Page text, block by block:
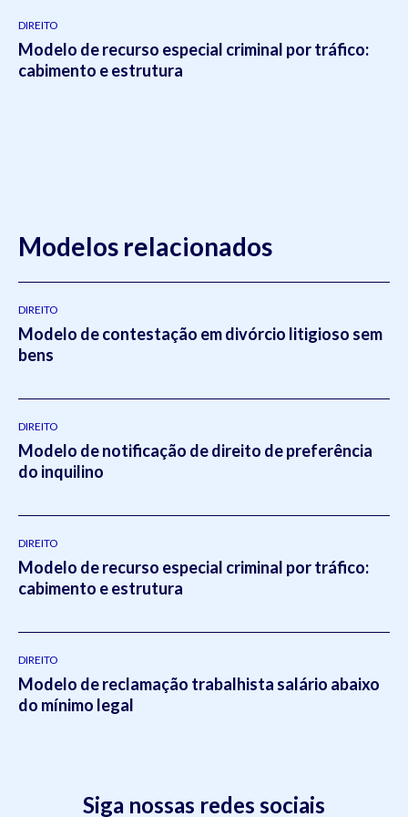
DIREITO
Modelo de recurso especial criminal por tráfico:
cabimento e estrutura
Modelos relacionados
DIREITO
Modelo de contestação em divórcio litigioso sem
bens
DIREITO
Modelo de notificação de direito de preferência
do inquilino
DIREITO
Modelo de recurso especial criminal por tráfico:
cabimento e estrutura
DIREITO
Modelo de reclamação trabalhista salário abaixo
do mínimo legal
Siga nossas redes sociais